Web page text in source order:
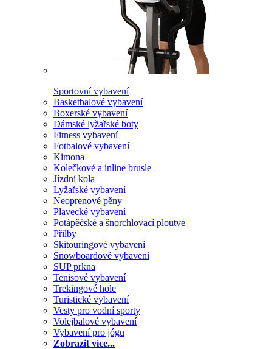
Sportovní vybavení
Basketbalové vybavení
Boxerské vybavení
Dámské lyžařské boty
Fitness vybavení
Fotbalové vybavení
Kimona
Kolečkové a inline brusle
Jízdní kola
Lyžařské vybavení
Neoprenové pěny
Plavecké vybavení
Potápěčské a šnorchlovací ploutve
Přilby
Skitouringové vybavení
Snowboardové vybavení
SUP prkna
Tenisové vybavení
Trekingové hole
Turistické vybavení
Vesty pro vodní sporty
Volejbalové vybavení
Vybavení pro jógu
Zobrazit více...